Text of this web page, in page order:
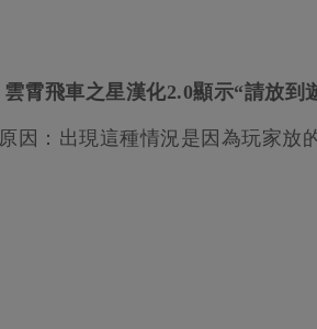
雲霄飛車之星漢化2.0顯示“請放到
原因：出現這種情況是因為玩家放